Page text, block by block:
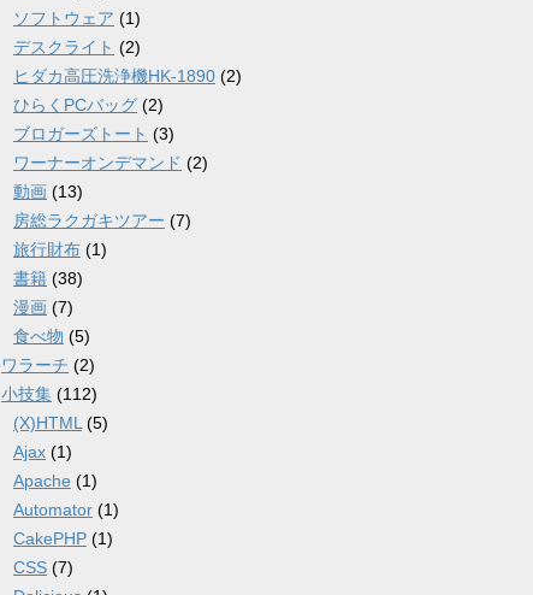
ソフトウェア (1)
デスクライト (2)
ヒダカ高圧洗浄機HK-1890 (2)
ひらくPCバッグ (2)
ブロガーズトート (3)
ワーナーオンデマンド (2)
動画 (13)
房総ラクガキツアー (7)
旅行財布 (1)
書籍 (38)
漫画 (7)
食べ物 (5)
ワラーチ (2)
小技集 (112)
(X)HTML (5)
Ajax (1)
Apache (1)
Automator (1)
CakePHP (1)
CSS (7)